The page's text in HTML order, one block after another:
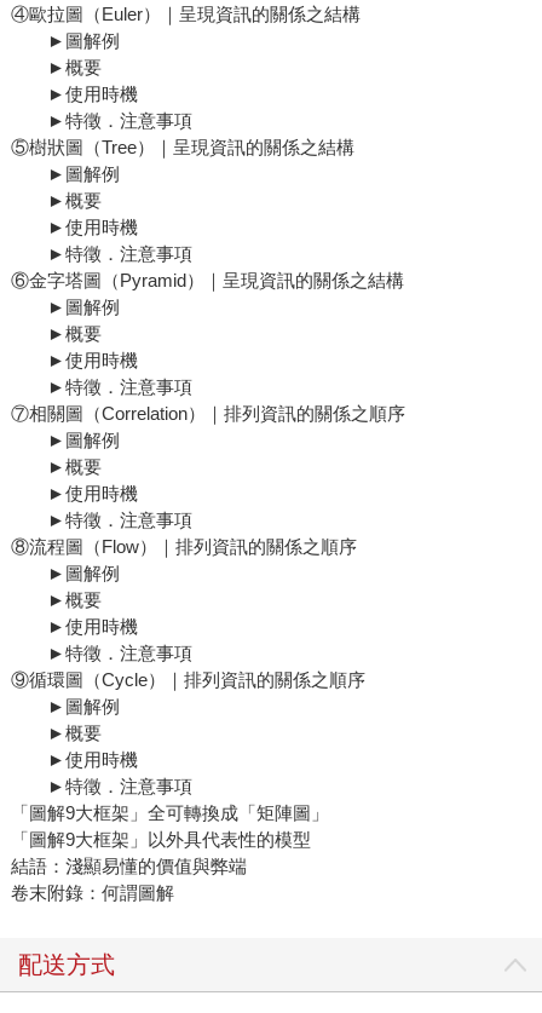
④歐拉圖（Euler）｜呈現資訊的關係之結構
►圖解例
►概要
►使用時機
►特徵．注意事項
⑤樹狀圖（Tree）｜呈現資訊的關係之結構
►圖解例
►概要
►使用時機
►特徵．注意事項
⑥金字塔圖（Pyramid）｜呈現資訊的關係之結構
►圖解例
►概要
►使用時機
►特徵．注意事項
⑦相關圖（Correlation）｜排列資訊的關係之順序
►圖解例
►概要
►使用時機
►特徵．注意事項
⑧流程圖（Flow）｜排列資訊的關係之順序
►圖解例
►概要
►使用時機
►特徵．注意事項
⑨循環圖（Cycle）｜排列資訊的關係之順序
►圖解例
►概要
►使用時機
►特徵．注意事項
「圖解9大框架」全可轉換成「矩陣圖」
「圖解9大框架」以外具代表性的模型
結語：淺顯易懂的價值與弊端
卷末附錄：何謂圖解
配送方式